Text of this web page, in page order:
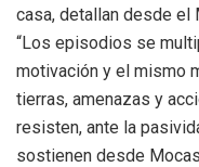
casa, detallan desde el
“Los episodios se
motivación y el mismo
tierras, amenazas y
resisten, ante la
sostienen desde